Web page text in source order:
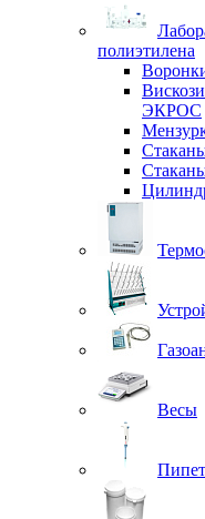
полиэтилена
ЭКРОС
Весы